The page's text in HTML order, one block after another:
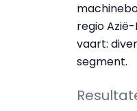
regio
vaart:
segment.